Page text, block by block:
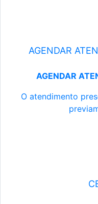
AGENDAR
AGENDAR
O atendimento